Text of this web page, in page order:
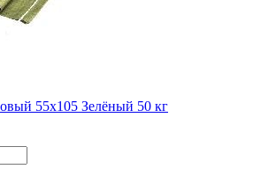
55х105 Зелёный 50 кг